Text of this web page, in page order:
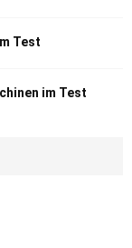
Test
im Test